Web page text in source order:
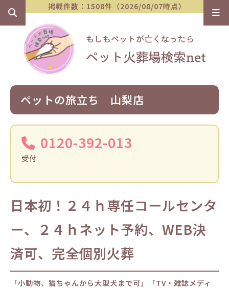
掲載件数：1508件（2026/08/07時点）
ペットの旅立ち 山梨店
0120-392-013
受付
日本初！２４ｈ専任コールセンタ
ー、２４ｈネット予約、WEB決
済可、完全個別火葬
「小動物、猫ちゃんから大型犬まで可」「TV・雑誌メディ